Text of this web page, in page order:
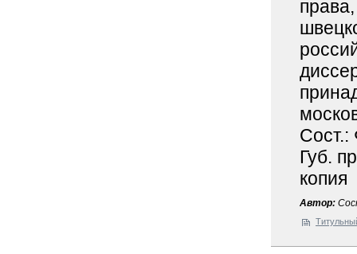
Сост.:
Губ.
копия
Автор: